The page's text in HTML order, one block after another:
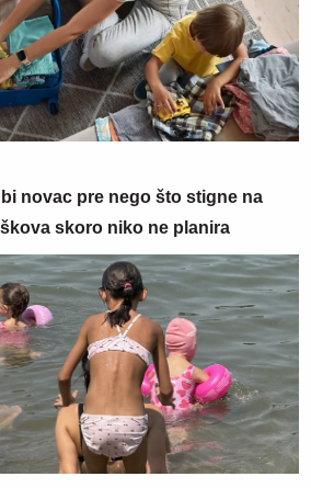
novac pre nego što stigne na
skoro niko ne planira